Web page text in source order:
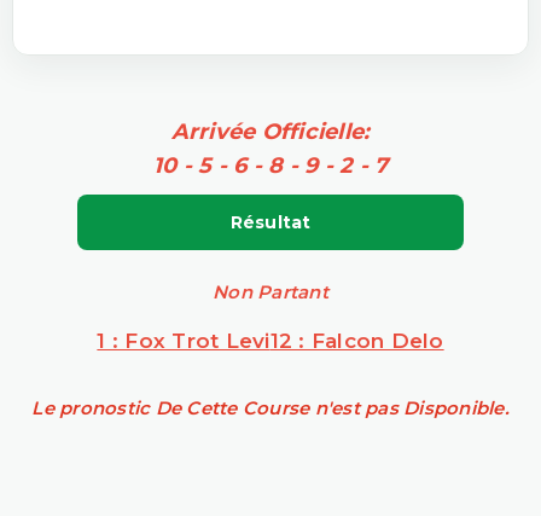
Arrivée Officielle:
10 - 5 - 6 - 8 - 9 - 2 - 7
Résultat
Non Partant
1 : Fox Trot Levi12 : Falcon Delo
Le pronostic De Cette Course n'est pas Disponible.